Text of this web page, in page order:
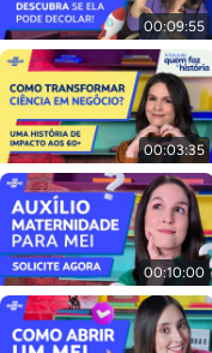
00:09:55
00:03:35
00:10:00